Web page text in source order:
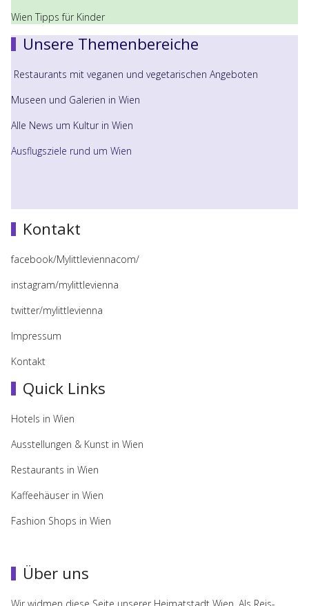
Wien Tipps für Kinder
Unsere Themenbereiche
Restaurants mit veganen und vegetarischen Angeboten
Museen und Galerien in Wien
Alle News um Kultur in Wien
Ausflugsziele rund um Wien
Kontakt
facebook/Mylittleviennacom/
instagram/mylittlevienna
twitter/mylittlevienna
Impressum
Kontakt
Quick Links
Hotels in Wien
Ausstellungen & Kunst in Wien
Restaurants in Wien
Kaffeehäuser in Wien
Fashion Shops in Wien
Über uns